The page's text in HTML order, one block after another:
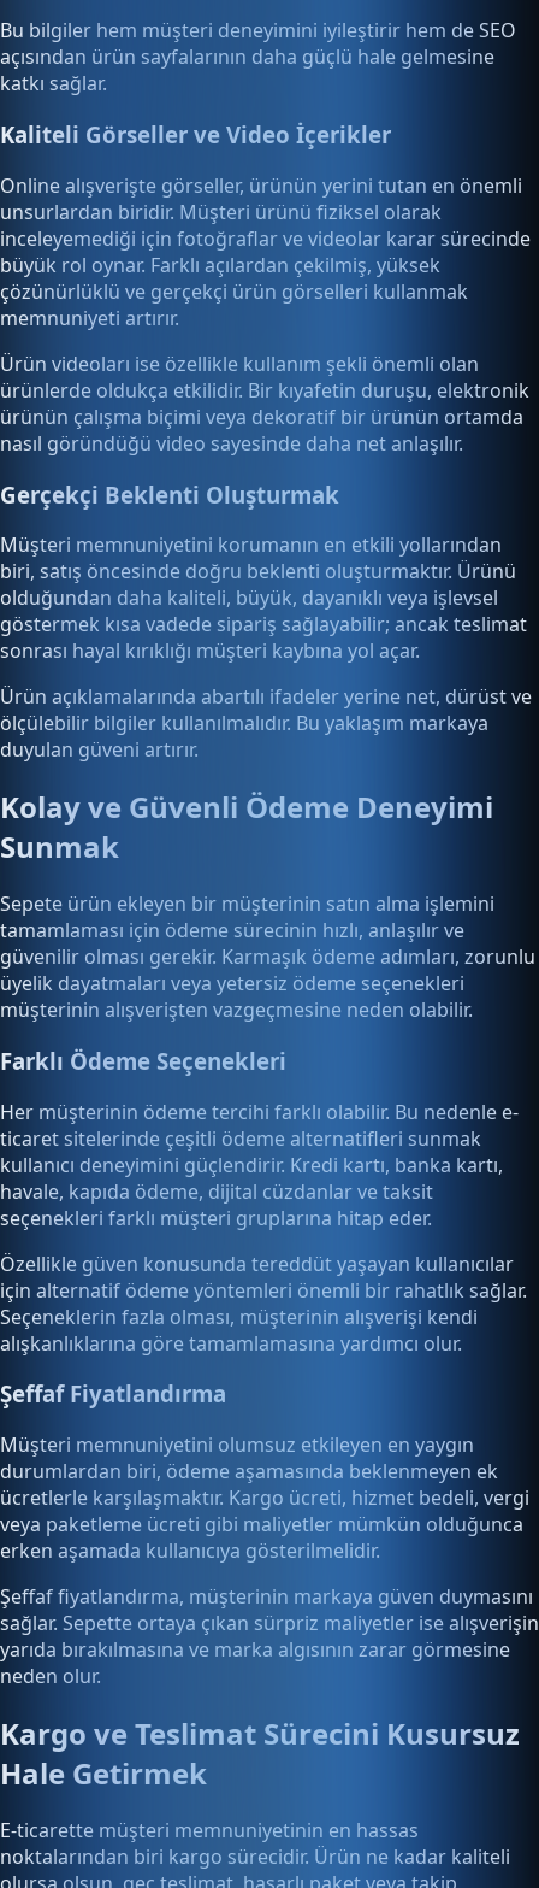
Bu bilgiler hem müşteri deneyimini iyileştirir hem de SEO
açısından ürün sayfalarının daha güçlü hale gelmesine
katkı sağlar.
Kaliteli Görseller ve Video İçerikler
Online alışverişte görseller, ürünün yerini tutan en önemli
unsurlardan biridir. Müşteri ürünü fiziksel olarak
inceleyemediği için fotoğraflar ve videolar karar sürecinde
büyük rol oynar. Farklı açılardan çekilmiş, yüksek
çözünürlüklü ve gerçekçi ürün görselleri kullanmak
memnuniyeti artırır.
Ürün videoları ise özellikle kullanım şekli önemli olan
ürünlerde oldukça etkilidir. Bir kıyafetin duruşu, elektronik
ürünün çalışma biçimi veya dekoratif bir ürünün ortamda
nasıl göründüğü video sayesinde daha net anlaşılır.
Gerçekçi Beklenti Oluşturmak
Müşteri memnuniyetini korumanın en etkili yollarından
biri, satış öncesinde doğru beklenti oluşturmaktır. Ürünü
olduğundan daha kaliteli, büyük, dayanıklı veya işlevsel
göstermek kısa vadede sipariş sağlayabilir; ancak teslimat
sonrası hayal kırıklığı müşteri kaybına yol açar.
Ürün açıklamalarında abartılı ifadeler yerine net, dürüst ve
ölçülebilir bilgiler kullanılmalıdır. Bu yaklaşım markaya
duyulan güveni artırır.
Kolay ve Güvenli Ödeme Deneyimi
Sunmak
Sepete ürün ekleyen bir müşterinin satın alma işlemini
tamamlaması için ödeme sürecinin hızlı, anlaşılır ve
güvenilir olması gerekir. Karmaşık ödeme adımları, zorunlu
üyelik dayatmaları veya yetersiz ödeme seçenekleri
müşterinin alışverişten vazgeçmesine neden olabilir.
Farklı Ödeme Seçenekleri
Her müşterinin ödeme tercihi farklı olabilir. Bu nedenle e-
ticaret sitelerinde çeşitli ödeme alternatifleri sunmak
kullanıcı deneyimini güçlendirir. Kredi kartı, banka kartı,
havale, kapıda ödeme, dijital cüzdanlar ve taksit
seçenekleri farklı müşteri gruplarına hitap eder.
Özellikle güven konusunda tereddüt yaşayan kullanıcılar
için alternatif ödeme yöntemleri önemli bir rahatlık sağlar.
Seçeneklerin fazla olması, müşterinin alışverişi kendi
alışkanlıklarına göre tamamlamasına yardımcı olur.
Şeffaf Fiyatlandırma
Müşteri memnuniyetini olumsuz etkileyen en yaygın
durumlardan biri, ödeme aşamasında beklenmeyen ek
ücretlerle karşılaşmaktır. Kargo ücreti, hizmet bedeli, vergi
veya paketleme ücreti gibi maliyetler mümkün olduğunca
erken aşamada kullanıcıya gösterilmelidir.
Şeffaf fiyatlandırma, müşterinin markaya güven duymasını
sağlar. Sepette ortaya çıkan sürpriz maliyetler ise alışverişin
yarıda bırakılmasına ve marka algısının zarar görmesine
neden olur.
Kargo ve Teslimat Sürecini Kusursuz
Hale Getirmek
E-ticarette müşteri memnuniyetinin en hassas
noktalarından biri kargo sürecidir. Ürün ne kadar kaliteli